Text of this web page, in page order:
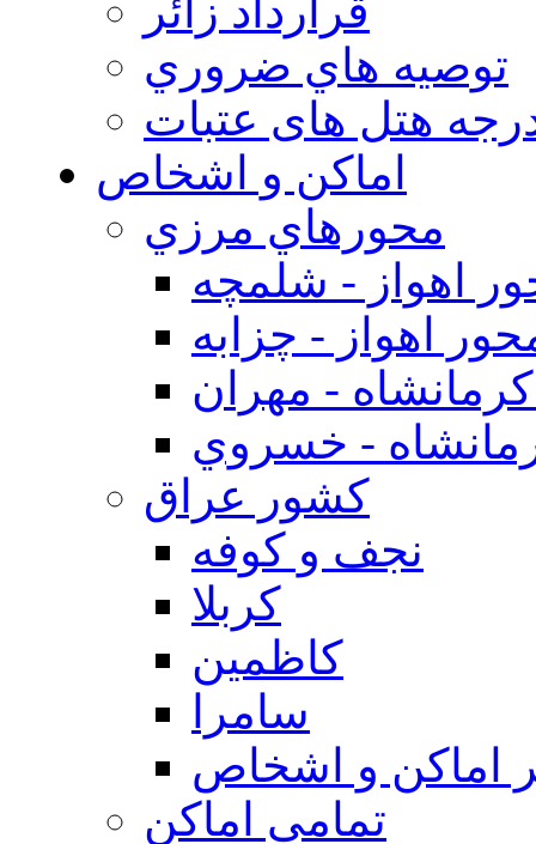
قرارداد زائر
توصيه هاي ضروري
هتل های عتبات
اماکن و اشخاص
محورهاي مرزي
اهواز - شلمچه
اهواز - چزابه
- مهران
- خسروي
كشور عراق
نجف و كوفه
كربلا
كاظمين
سامرا
اماكن و اشخاص
تمامی اماکن